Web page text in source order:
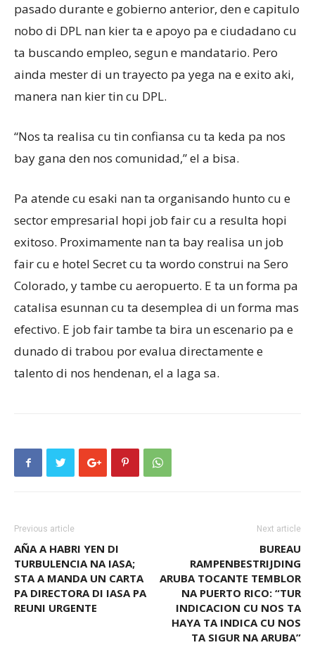
pasado durante e gobierno anterior, den e capitulo
nobo di DPL nan kier ta e apoyo pa e ciudadano cu
ta buscando empleo, segun e mandatario. Pero
ainda mester di un trayecto pa yega na e exito aki,
manera nan kier tin cu DPL.
“Nos ta realisa cu tin confiansa cu ta keda pa nos
bay gana den nos comunidad,” el a bisa.
Pa atende cu esaki nan ta organisando hunto cu e
sector empresarial hopi job fair cu a resulta hopi
exitoso. Proximamente nan ta bay realisa un job
fair cu e hotel Secret cu ta wordo construi na Sero
Colorado, y tambe cu aeropuerto. E ta un forma pa
catalisa esunnan cu ta desemplea di un forma mas
efectivo. E job fair tambe ta bira un escenario pa e
dunado di trabou por evalua directamente e
talento di nos hendenan, el a laga sa.
Previous article
AÑA A HABRI YEN DI
TURBULENCIA NA IASA;
STA A MANDA UN CARTA
PA DIRECTORA DI IASA PA
REUNI URGENTE
Next article
BUREAU
RAMPENBESTRIJDING
ARUBA TOCANTE TEMBLOR
NA PUERTO RICO: “TUR
INDICACION CU NOS TA
HAYA TA INDICA CU NOS
TA SIGUR NA ARUBA”